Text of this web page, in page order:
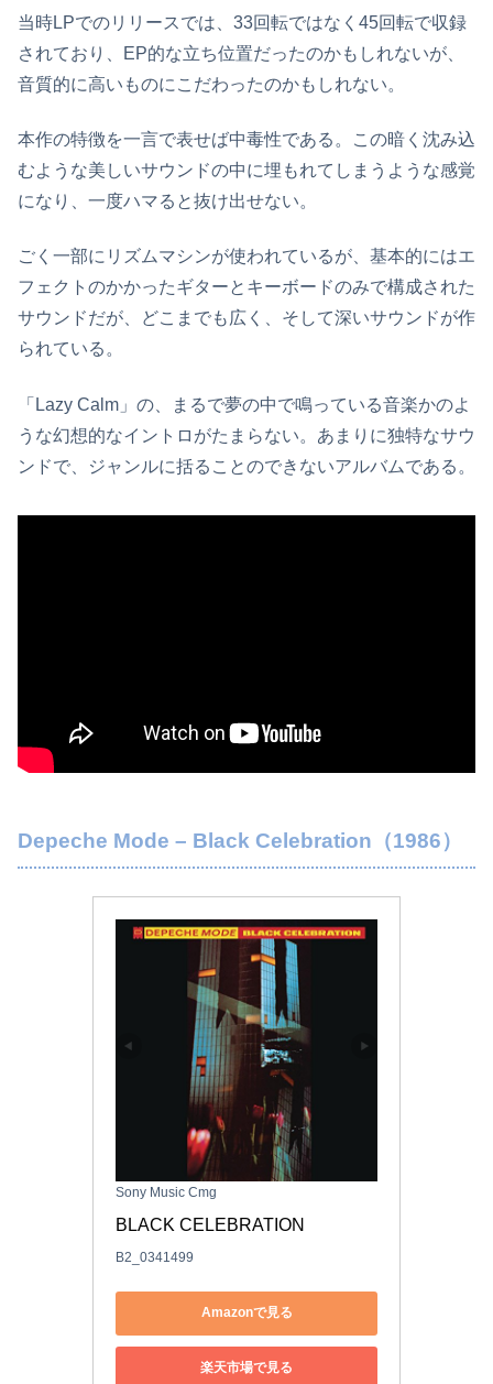
当時LPでのリリースでは、33回転ではなく45回転で収録
されており、EP的な立ち位置だったのかもしれないが、
音質的に高いものにこだわったのかもしれない。
本作の特徴を一言で表せば中毒性である。この暗く沈み込
むような美しいサウンドの中に埋もれてしまうような感覚
になり、一度ハマると抜け出せない。
ごく一部にリズムマシンが使われているが、基本的にはエ
フェクトのかかったギターとキーボードのみで構成された
サウンドだが、どこまでも広く、そして深いサウンドが作
られている。
「Lazy Calm」の、まるで夢の中で鳴っている音楽かのよ
うな幻想的なイントロがたまらない。あまりに独特なサウ
ンドで、ジャンルに括ることのできないアルバムである。
Depeche Mode – Black Celebration（1986）
Sony Music Cmg
BLACK CELEBRATION
B2_0341499
Amazonで見る
楽天市場で見る